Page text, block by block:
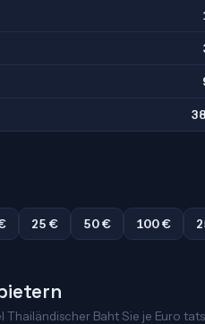
25 € 50 € 100 €
Baht Sie je Euro